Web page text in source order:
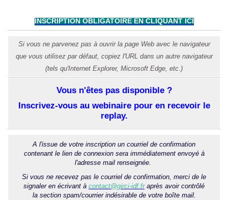
INSCRIPTION OBLIGATOIRE EN CLIQUANT ICI
Si vous ne parvenez pas à ouvrir la page Web avec le navigateur
que vous utilisez par défaut, copiez l'URL dans un autre navigateur
(tels qu'Internet Explorer, Microsoft Edge, etc.)
Vous n'êtes pas disponible ?
Inscrivez-vous au webinaire pour en recevoir le
replay.
A l'issue de votre inscription un courriel de confirmation
contenant le lien de connexion sera immédiatement envoyé à
l'adresse mail renseignée.
Si vous ne recevez pas le courriel de confirmation, merci de le
signaler en écrivant à contact@girci-idf.fraprès avoir contrôlé
la section spam/courrier indésirable de votre boîte mail.